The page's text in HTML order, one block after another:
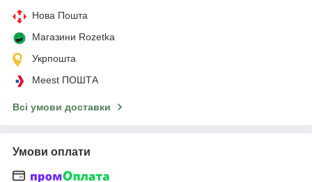
Нова Пошта
Магазини Rozetka
Укрпошта
Meest ПОШТА
Всі умови доставки
Умови оплати